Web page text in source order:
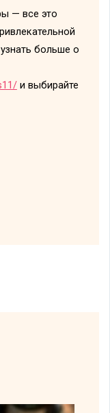
— все это
больше о
и выбирайте